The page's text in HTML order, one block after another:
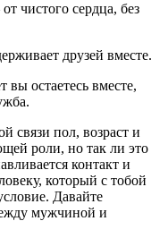
чистого сердца, без
друзей вместе.
остаетесь вместе,
связи пол, возраст и
роли, но так ли это
контакт и
который с тобой
Давайте
мужчиной и